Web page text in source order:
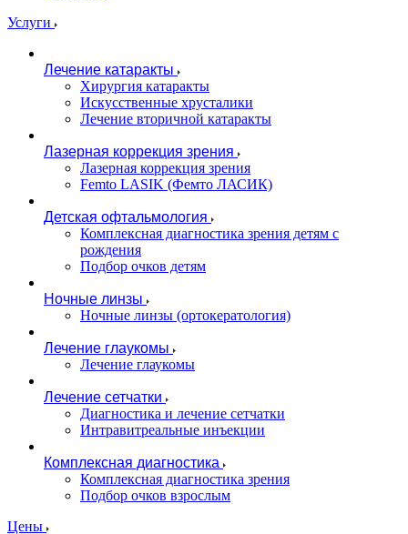
Услуги
Лечение катаракты
Хирургия катаракты
Искусственные хрусталики
Лечение вторичной катаракты
Лазерная коррекция зрения
Лазерная коррекция зрения
Femto LASIK (Фемто ЛАСИК)
Детская офтальмология
Комплексная диагностика зрения детям c
рождения
Подбор очков детям
Ночные линзы
Ночные линзы (ортокератология)
Лечение глаукомы
Лечение глаукомы
Лечение сетчатки
Диагностика и лечение сетчатки
Интравитреальные инъекции
Комплексная диагностика
Комплексная диагностика зрения
Подбор очков взрослым
Цены